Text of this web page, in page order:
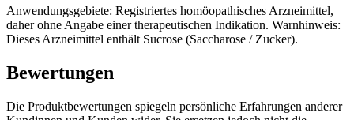
Anwendungsgebiete: Registriertes homöopathisches Arzneimittel,
daher ohne Angabe einer therapeutischen Indikation. Warnhinweis:
Dieses Arzneimittel enthält Sucrose (Saccharose / Zucker).
Bewertungen
Die Produktbewertungen spiegeln persönliche Erfahrungen anderer